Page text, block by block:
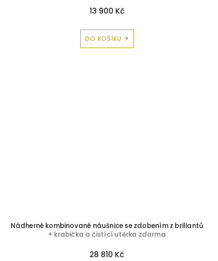
13 900 Kč
DO KOŠÍKU
Nádherné kombinované náušnice se zdobením z briliantů
+ krabička a čistící utěrka zdarma
28 810 Kč